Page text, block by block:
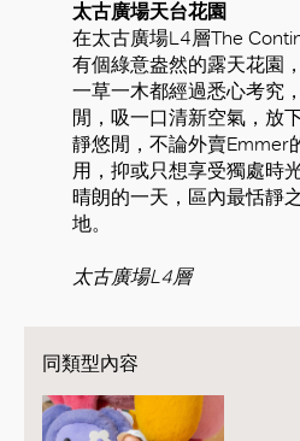
太古廣場天台花園
在太古廣場L4層The
有個綠意盎然的露天花園
一草一木都經過悉心考究
閒，吸一口清新空氣，放
靜悠閒，不論外賣Emmer
用，抑或只想享受獨處
晴朗的一天，區內最恬靜
地。
太古廣場L4層
同類型內容